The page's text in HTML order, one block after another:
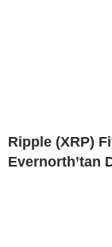
Ripple (XRP)
Evernorth’tan